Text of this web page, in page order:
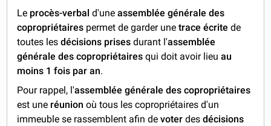
Le procès-verbal d'uneassemblée générale des
copropriétaires permet de garder unetrace écrite de
toutes lesdécisions prises durant l'assemblée
générale des copropriétairesqui doit avoir lieuau
moins 1 fois par an.
Pour rappel, l'assemblée générale des copropriétaires
est une réunion où tous les copropriétaires d'un
immeuble se rassemblent afin devoter desdécisions